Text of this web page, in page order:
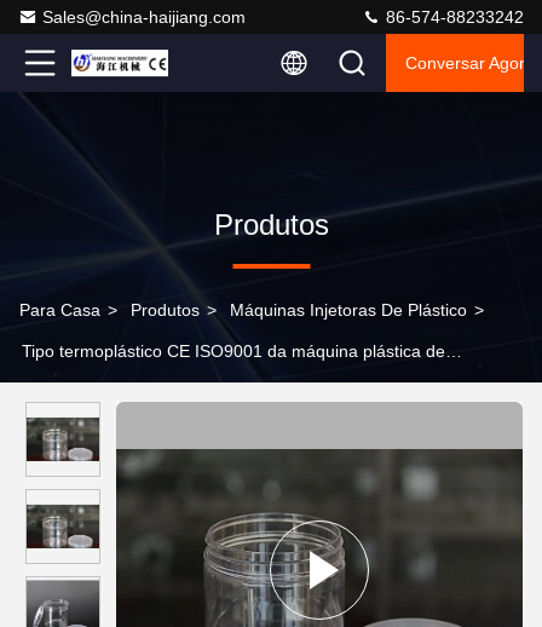
Sales@china-haijiang.com 86-574-88233242
Conversar Agora
Produtos
Para Casa > Produtos > Máquinas Injetoras De Plástico >
Tipo termoplástico CE ISO9001 da máquina plástica de